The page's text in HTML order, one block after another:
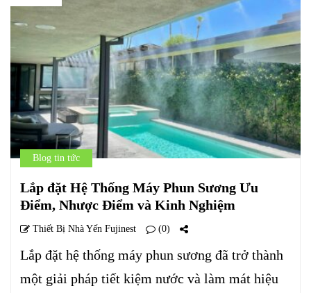
Blog tin tức
Lắp đặt Hệ Thống Máy Phun Sương Ưu
Điểm, Nhược Điểm và Kinh Nghiệm
Thiết Bị Nhà Yến Fujinest (0)
Lắp đặt hệ thống máy phun sương đã trở thành
một giải pháp tiết kiệm nước và làm mát hiệu